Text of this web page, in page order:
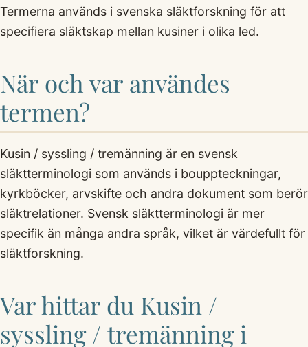
Termerna används i svenska släktforskning för att
specifiera släktskap mellan kusiner i olika led.
När och var användes
termen?
Kusin / syssling / tremänning är en svensk
släktterminologi som används i bouppteckningar,
kyrkböcker, arvskifte och andra dokument som berör
släktrelationer. Svensk släktterminologi är mer
specifik än många andra språk, vilket är värdefullt för
släktforskning.
Var hittar du Kusin /
syssling / tremänning i